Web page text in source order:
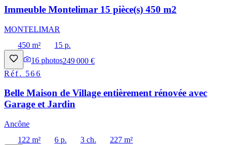
Immeuble Montelimar 15 pièce(s) 450 m2
MONTELIMAR
450 m²
15 p.
16 photos249 000 €
Réf. 566
Belle Maison de Village entièrement rénovée avec
Garage et Jardin
Ancône
122 m²
6 p. 3 ch.
227 m²